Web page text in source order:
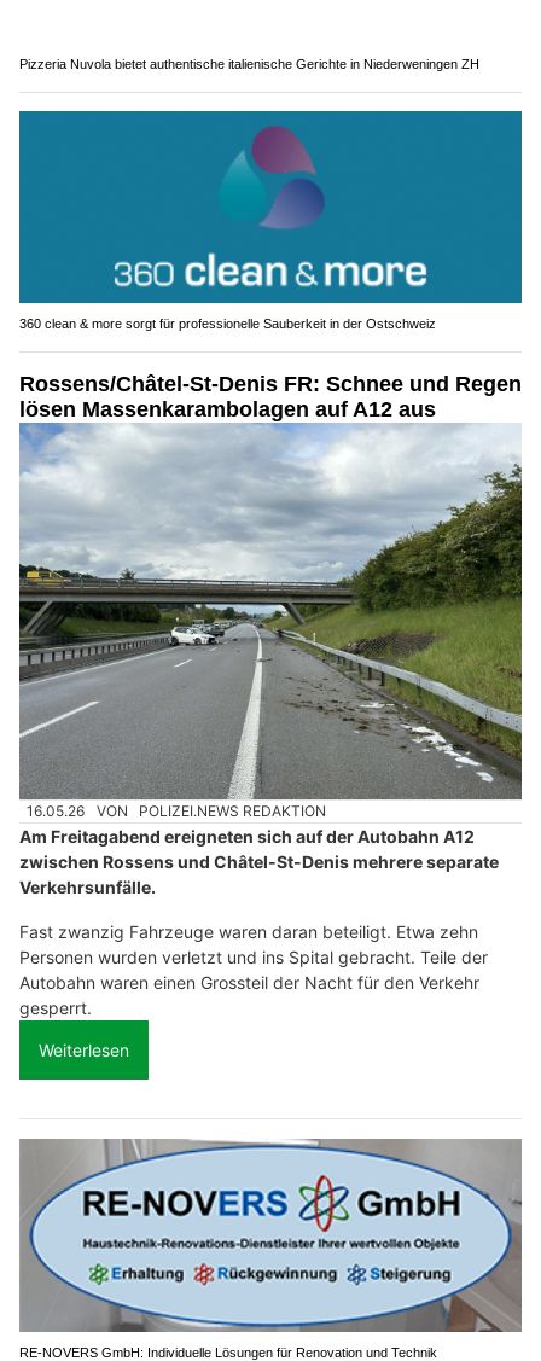
Pizzeria Nuvola bietet authentische italienische Gerichte in Niederweningen ZH
360 clean & more sorgt für professionelle Sauberkeit in der Ostschweiz
Rossens/Châtel-St-Denis FR: Schnee und Regen
lösen Massenkarambolagen auf A12 aus
16.05.26 VON POLIZEI.NEWS REDAKTION
Am Freitagabend ereigneten sich auf der Autobahn A12
zwischen Rossens und Châtel-St-Denis mehrere separate
Verkehrsunfälle.
Fast zwanzig Fahrzeuge waren daran beteiligt. Etwa zehn
Personen wurden verletzt und ins Spital gebracht. Teile der
Autobahn waren einen Grossteil der Nacht für den Verkehr
gesperrt.
Weiterlesen
RE-NOVERS GmbH: Individuelle Lösungen für Renovation und Technik